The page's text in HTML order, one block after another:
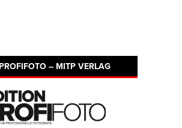
– MITP VERLAG